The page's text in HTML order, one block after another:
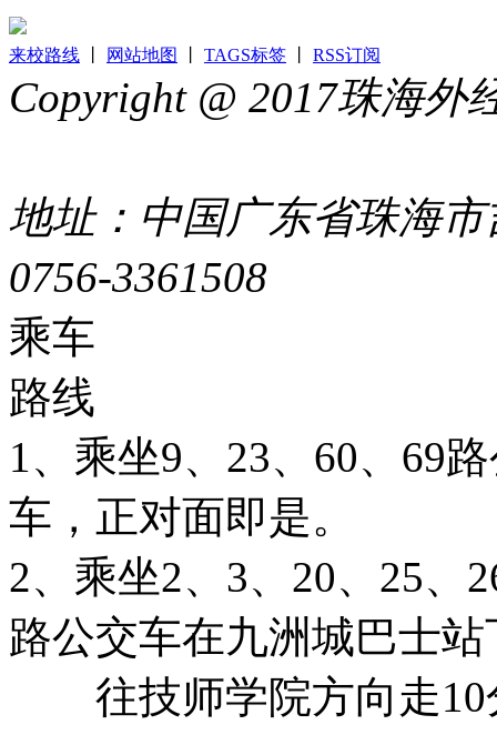
来校路线 网站地图 TAGS标签 RSS订阅
Copyright @ 2017珠海
地址：中国广东省珠海
0756-3361508
乘车
路线
1、乘坐9、23、60、69
车，正对面即是。
2、乘坐2、3、20、25、
路公交车在九洲城巴士站
往技师学院方向走10